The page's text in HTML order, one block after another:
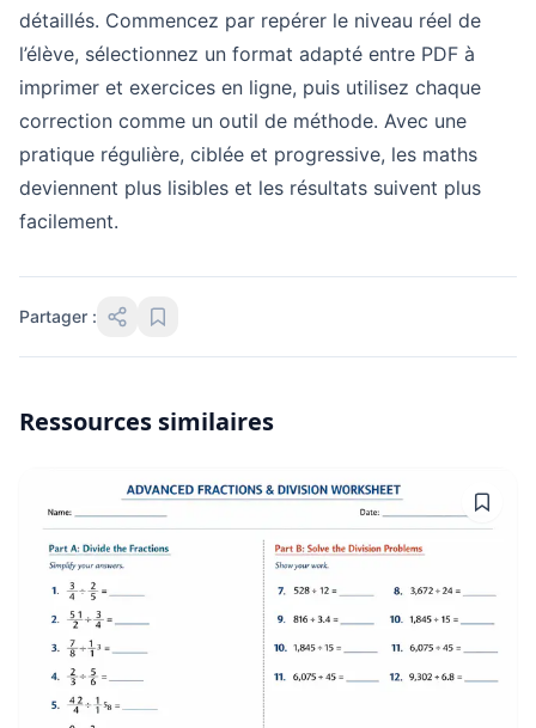
détaillés. Commencez par repérer le niveau réel de
l’élève, sélectionnez un format adapté entre PDF à
imprimer et exercices en ligne, puis utilisez chaque
correction comme un outil de méthode. Avec une
pratique régulière, ciblée et progressive, les maths
deviennent plus lisibles et les résultats suivent plus
facilement.
Partager :
Ressources similaires